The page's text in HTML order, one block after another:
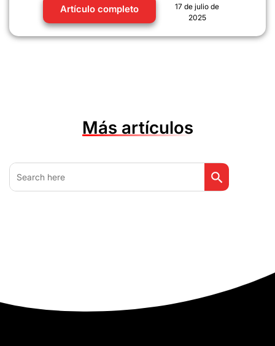
Artículo completo
17 de julio de
2025
Más artículos
Buscar: Botón de